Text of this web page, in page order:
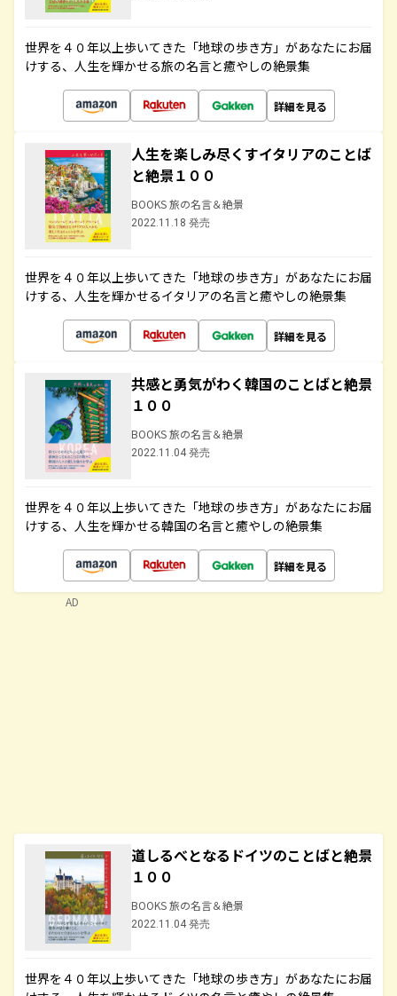
世界を４０年以上歩いてきた「地球の歩き方」があなたにお届
けする、人生を輝かせる旅の名言と癒やしの絶景集
詳細を見る
人生を楽しみ尽くすイタリアのことば
と絶景１００
BOOKS 旅の名言＆絶景
2022.11.18 発売
世界を４０年以上歩いてきた「地球の歩き方」があなたにお届
けする、人生を輝かせるイタリアの名言と癒やしの絶景集
詳細を見る
共感と勇気がわく韓国のことばと絶景
１００
BOOKS 旅の名言＆絶景
2022.11.04 発売
世界を４０年以上歩いてきた「地球の歩き方」があなたにお届
けする、人生を輝かせる韓国の名言と癒やしの絶景集
詳細を見る
道しるべとなるドイツのことばと絶景
１００
BOOKS 旅の名言＆絶景
2022.11.04 発売
世界を４０年以上歩いてきた「地球の歩き方」があなたにお届
AD